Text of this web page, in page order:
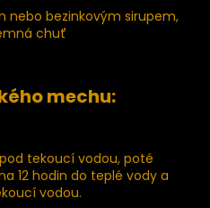
nebo bezinkovým sirupem,
chuť
mechu:
tekoucí vodou, poté
12 hodin do teplé vody a
vodou.